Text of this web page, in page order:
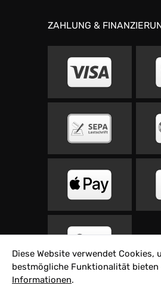
ZAHLUNG &
Diese Website verwendet Cookies,
bestmögliche Funktionalität bieten
Informationen.